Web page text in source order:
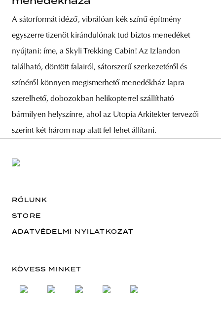
A sátorformát idéző, vibrálóan kék színű építmény
egyszerre tizenöt kirándulónak tud biztos menedéket
nyújtani: íme, a Skyli Trekking Cabin! Az Izlandon
található, döntött falairól, sátorszerű szerkezetéről és
színéről könnyen megismerhető menedékház lapra
szerelhető, dobozokban helikopterrel szállítható
bármilyen helyszínre, ahol az Utopia Arkitekter tervezői
szerint két-három nap alatt fel lehet állítani.
RÓLUNK
STORE
ADATVÉDELMI NYILATKOZAT
KÖVESS MINKET